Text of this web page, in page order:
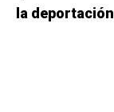
la deportación